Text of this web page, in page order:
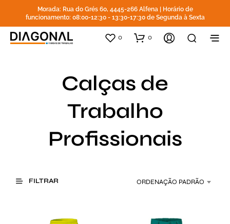
Morada: Rua do Grés 60, 4445-266 Alfena | Horário de
funcionamento: 08:00-12:30 - 13:30-17:30 de Segunda à Sexta
0 0
Calças de
Trabalho
Profissionais
FILTRAR ORDENAÇÃO PADRÃO